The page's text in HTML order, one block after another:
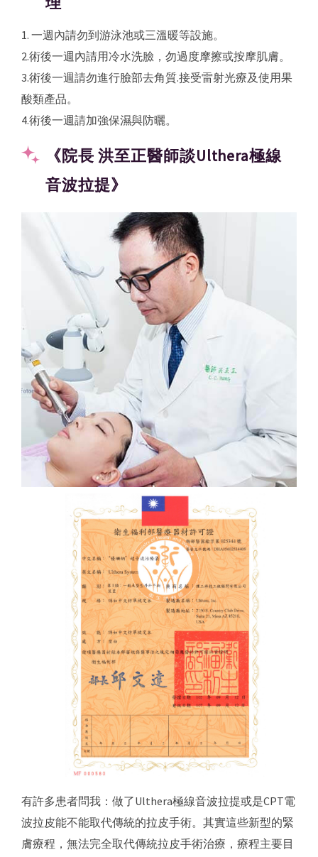
1. 一週內請勿到游泳池或三溫暖等設施。
2.術後一週內請用冷水洗臉，勿過度摩擦或按摩肌膚。
3.術後一週請勿進行臉部去角質.接受雷射光療及使用果
酸類產品。
4.術後一週請加強保濕與防曬。
《院長 洪至正醫師談Ulthera極線
音波拉提》
有許多患者問我：做了Ulthera極線音波拉提或是CPT電
波拉皮能不能取代傳統的拉皮手術。其實這些新型的緊
膚療程，無法完全取代傳統拉皮手術治療，療程主要目